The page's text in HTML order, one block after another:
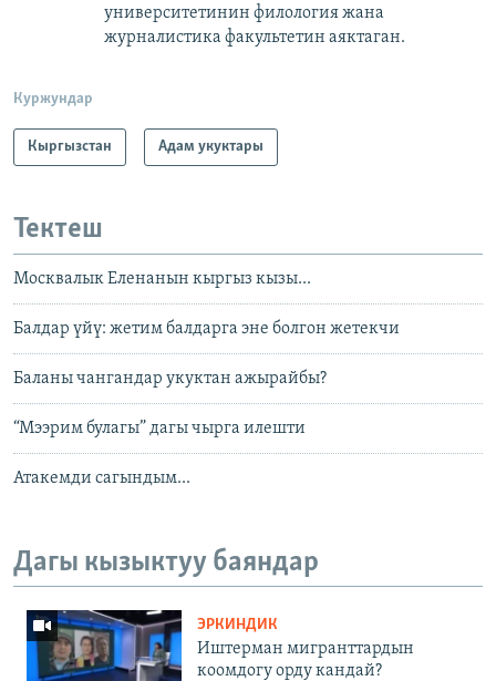
университетинин филология жана
журналистика факультетин аяктаган.
Куржундар
Кыргызстан Адам укуктары
Тектеш
Москвалык Еленанын кыргыз кызы...
Балдар үйү: жетим балдарга эне болгон жетекчи
Баланы чангандар укуктан ажырайбы?
“Мээрим булагы” дагы чырга илешти
Атакемди сагындым...
Дагы кызыктуу баяндар
ЭРКИНДИК
Иштерман мигранттардын
коомдогу орду кандай?